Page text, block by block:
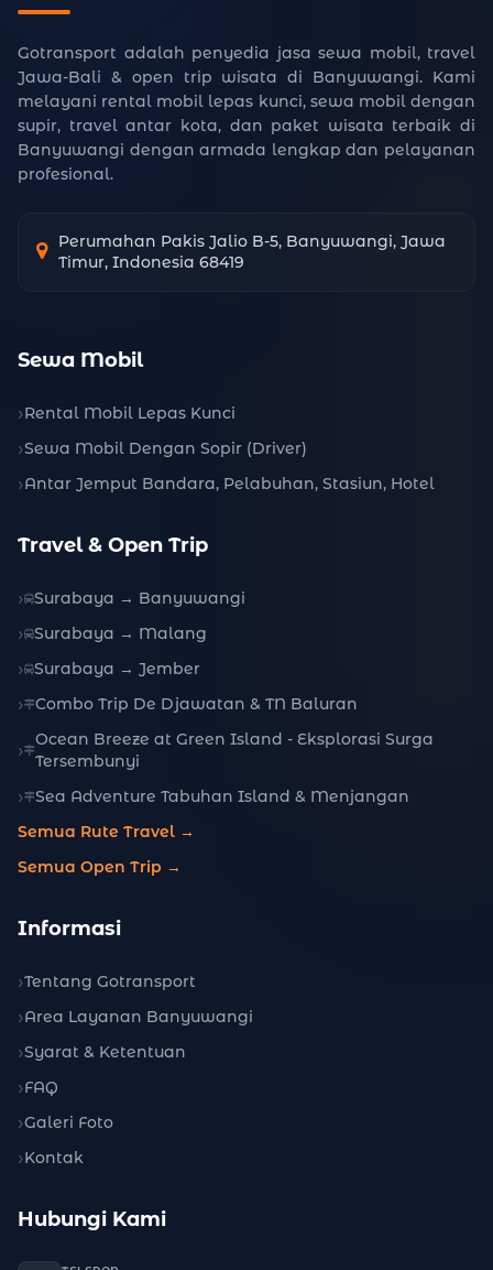
Gotransport adalah penyedia jasa sewa mobil, travel
Jawa-Bali & open trip wisata di Banyuwangi. Kami
melayani rental mobil lepas kunci, sewa mobil dengan
supir, travel antar kota, dan paket wisata terbaik di
Banyuwangi dengan armada lengkap dan pelayanan
profesional.
Perumahan Pakis Jalio B-5, Banyuwangi, Jawa
Timur, Indonesia 68419
Sewa Mobil
Rental Mobil Lepas Kunci
Sewa Mobil Dengan Sopir (Driver)
Antar Jemput Bandara, Pelabuhan, Stasiun, Hotel
Travel & Open Trip
Surabaya → Banyuwangi
Surabaya → Malang
Surabaya → Jember
Combo Trip De Djawatan & TN Baluran
Ocean Breeze at Green Island - Eksplorasi Surga
Tersembunyi
Sea Adventure Tabuhan Island & Menjangan
Semua Rute Travel →
Semua Open Trip →
Informasi
Tentang Gotransport
Area Layanan Banyuwangi
Syarat & Ketentuan
FAQ
Galeri Foto
Kontak
Hubungi Kami